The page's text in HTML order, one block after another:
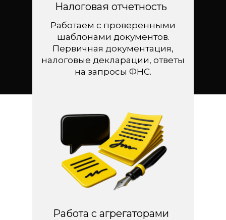
Работа с агрегаторами
Налоговая отчетность
Работаем с проверенными
шаблонами документов.
Первичная документация,
налоговые декларации, ответы
на запросы ФНС.